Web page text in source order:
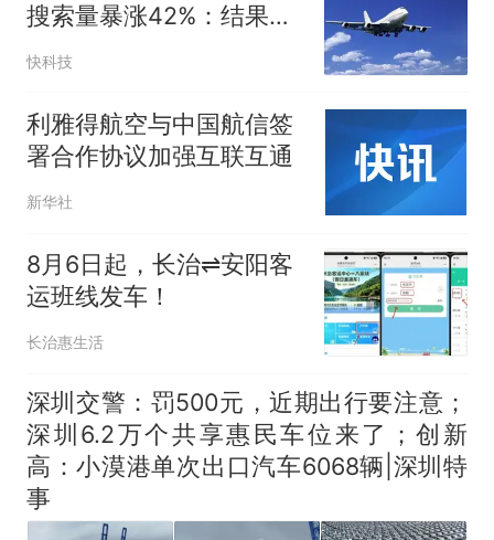
搜索量暴涨42%：结果京
沪线被挤爆了！
快科技
利雅得航空与中国航信签
署合作协议加强互联互通
新华社
8月6日起，长治⇌安阳客
运班线发车！
长治惠生活
深圳交警：罚500元，近期出行要注意；
深圳6.2万个共享惠民车位来了；创新
高：小漠港单次出口汽车6068辆|深圳特
事